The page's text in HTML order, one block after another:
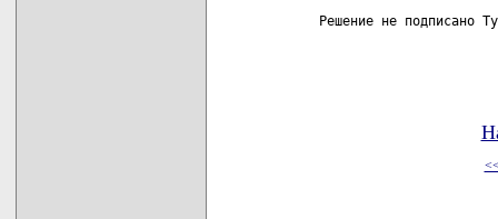
Решение не подписано